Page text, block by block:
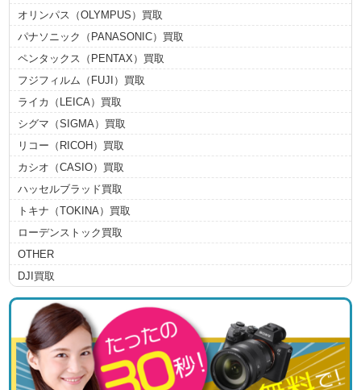
オリンパス（OLYMPUS）買取
パナソニック（PANASONIC）買取
ペンタックス（PENTAX）買取
フジフィルム（FUJI）買取
ライカ（LEICA）買取
シグマ（SIGMA）買取
リコー（RICOH）買取
カシオ（CASIO）買取
ハッセルブラッド買取
トキナ（TOKINA）買取
ローデンストック買取
OTHER
DJI買取